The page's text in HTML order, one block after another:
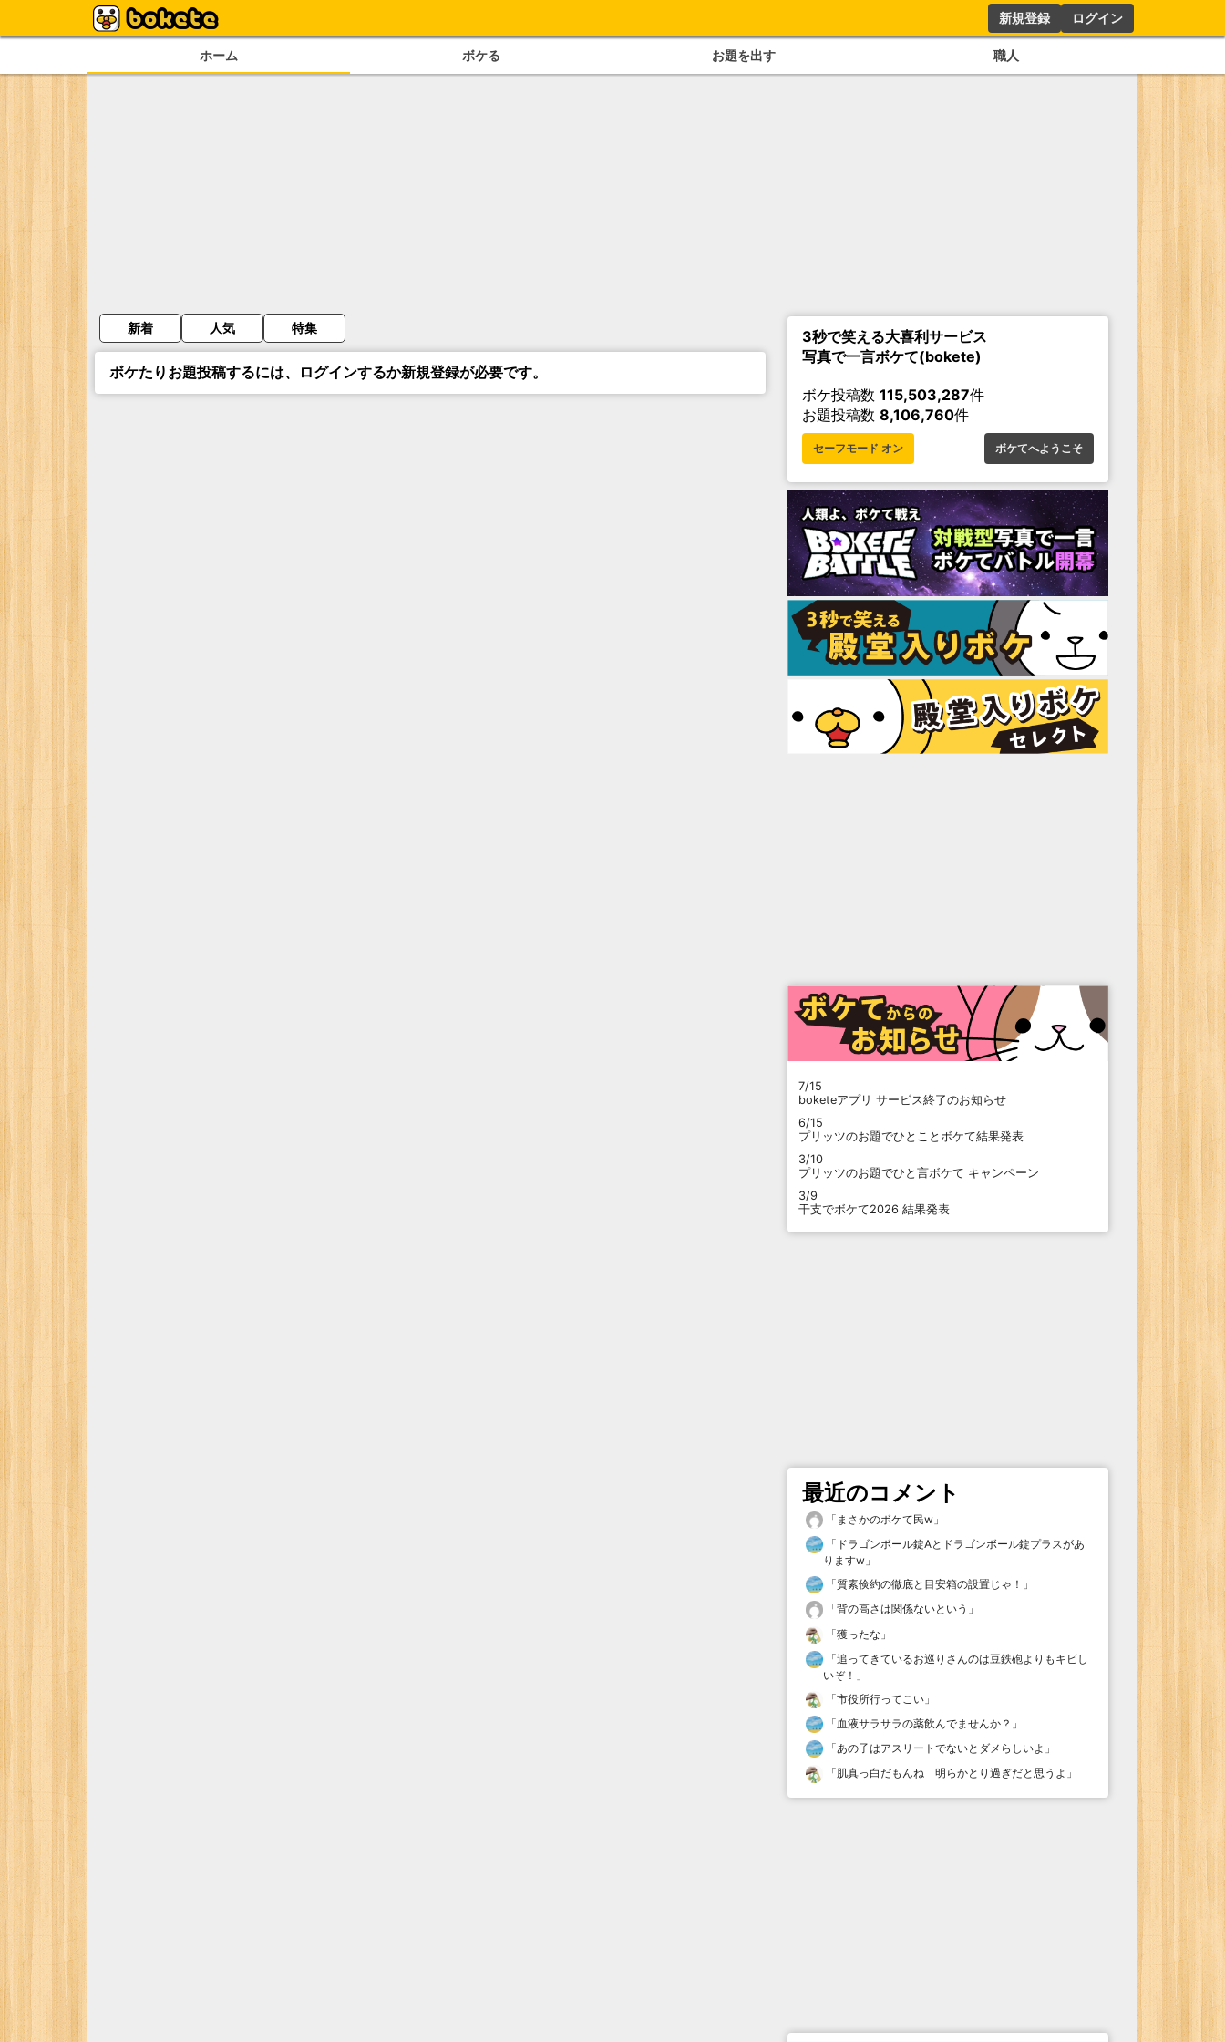
新規登録 ログイン
ホーム ボケる お題を出す 職人
新着 人気 特集
ボケたりお題投稿するには、ログインするか新規登録が必要です。
3秒で笑える大喜利サービス
写真で一言ボケて(bokete)
ボケ投稿数 115,503,287件
お題投稿数 8,106,760件
セーフモード オン ボケてへようこそ
7/15
boketeアプリ サービス終了のお知らせ
6/15
プリッツのお題でひとことボケて結果発表
3/10
プリッツのお題でひと言ボケて キャンペーン
3/9
干支でボケて2026 結果発表
最近のコメント
「 まさかのボケて民w 」
「 ドラゴンボール錠Aとドラゴンボール錠プラスがあ
りますw 」
「質素倹約の徹底と目安箱の設置じゃ！ 」
「背の高さは関係ないという 」
「獲ったな 」
「追ってきているお巡りさんのは豆鉄砲よりもキビし
いぞ！ 」
「市役所行ってこい 」
「血液サラサラの薬飲んでませんか？ 」
「あの子はアスリートでないとダメらしいよ 」
「肌真っ白だもんね 明らかとり過ぎだと思うよ 」